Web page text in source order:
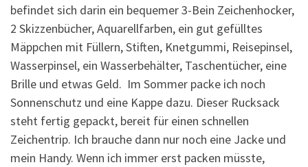
befindet sich darin ein bequemer 3-Bein Zeichenhocker,
2 Skizzenbücher, Aquarellfarben, ein gut gefülltes
Mäppchen mit Füllern, Stiften, Knetgummi, Reisepinsel,
Wasserpinsel, ein Wasserbehälter, Taschentücher, eine
Brille und etwas Geld. Im Sommer packe ich noch
Sonnenschutz und eine Kappe dazu. Dieser Rucksack
steht fertig gepackt, bereit für einen schnellen
Zeichentrip. Ich brauche dann nur noch eine Jacke und
mein Handy. Wenn ich immer erst packen müsste,